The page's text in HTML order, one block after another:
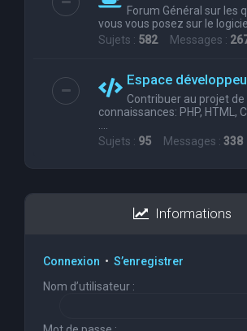
Forum Général sur les
vous vous posez sur le
Sujets : 582Messages :
Espace
Contribuer au projet de
connaissances: PHP, HTML,
Sujets : 95 Messages : 338
Informations
Connexion • S’enregistrer
Nom d’utilisateur :